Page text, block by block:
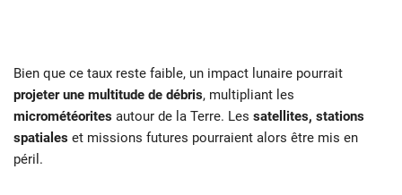
Bien que ce taux reste faible, un impact lunaire pourrait
projeter une multitude de débris, multipliant les
micrométéorites autour de la Terre. Les satellites, stations
spatiales et missions futures pourraient alors être mis en
péril.